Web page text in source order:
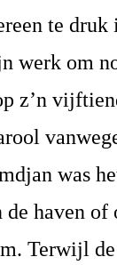
te
werk om
z’n
was
de haven
Terwijl